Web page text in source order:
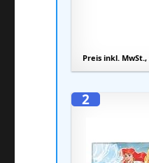
Preis inkl.
2